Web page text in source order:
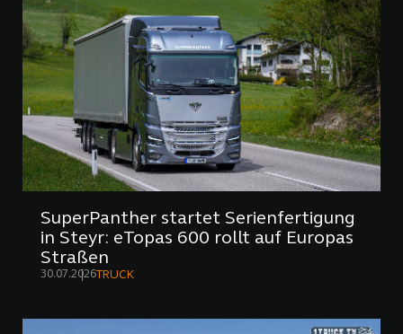
SuperPanther startet Serienfertigung
in Steyr: eTopas 600 rollt auf Europas
Straßen
30.07.2026TRUCK